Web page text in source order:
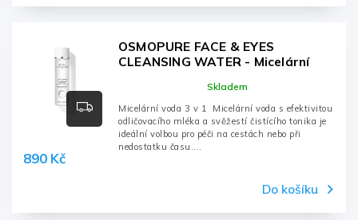
OSMOPURE FACE & EYES
CLEANSING WATER - Micelární
Skladem
890 Kč
Do košíku
Micelární voda 3 v 1 Micelární voda s efektivitou
odličovacího mléka a svěžestí čistícího tonika je
ideální volbou pro péči na cestách nebo při
nedostatku času....